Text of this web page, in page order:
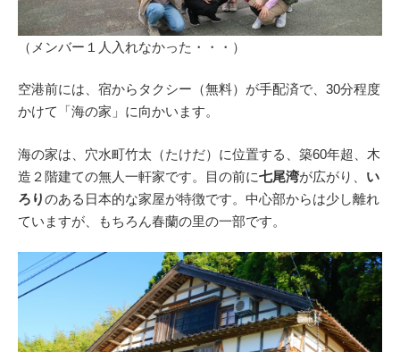
（メンバー１人入れなかった・・・）
空港前には、宿からタクシー（無料）が手配済で、30分程度
かけて「海の家」に向かいます。
海の家は、穴水町竹太（たけだ）に位置する、築60年超、木
造２階建ての無人一軒家です。目の前に七尾湾が広がり、 い
ろりのある日本的な家屋が特徴です。中心部からは少し離れ
ていますが、もちろん春蘭の里の一部です。